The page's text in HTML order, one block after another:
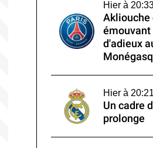
Hier à
Akliouche
émouvant
d'adieux
Hier à 20:21
Un cadre
prolonge